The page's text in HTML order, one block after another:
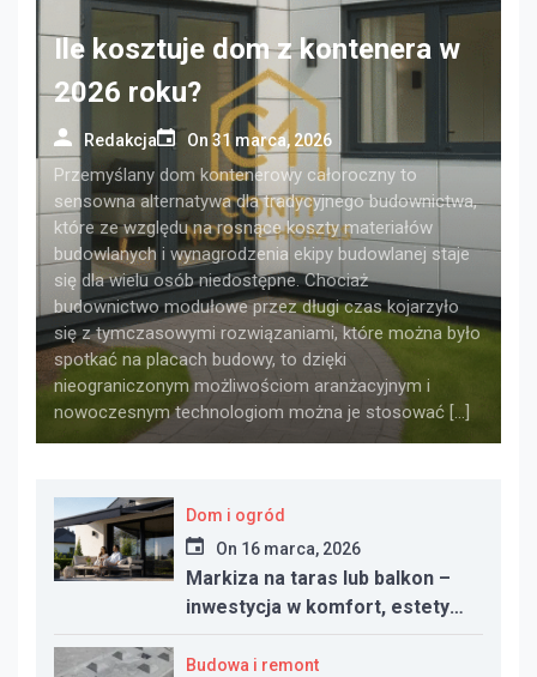
Ile kosztuje dom z kontenera w
2026 roku?
Redakcja On 31 marca, 2026
Przemyślany dom kontenerowy całoroczny to
sensowna alternatywa dla tradycyjnego budownictwa,
które ze względu na rosnące koszty materiałów
budowlanych i wynagrodzenia ekipy budowlanej staje
się dla wielu osób niedostępne. Chociaż
budownictwo modułowe przez długi czas kojarzyło
się z tymczasowymi rozwiązaniami, które można było
spotkać na placach budowy, to dzięki
nieograniczonym możliwościom aranżacyjnym i
nowoczesnym technologiom można je stosować […]
Dom i ogród
On 16 marca, 2026
Markiza na taras lub balkon –
inwestycja w komfort, estetykę
i funkcjonalność przestrzeni
Budowa i remont